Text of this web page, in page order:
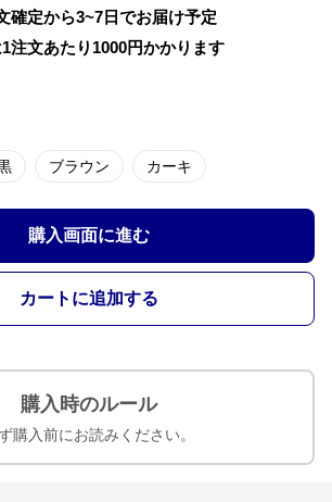
確定から3~7日でお届け予定
注文あたり 1000円かかります
ブラウン カーキ
購入画面に進む
カートに追加する
購入時のルール
購入前にお読みください。